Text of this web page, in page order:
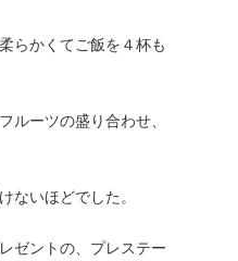
らかくてご飯を４杯も
ルーツの盛り合わせ、
ないほどでした。
ゼントの、プレステー